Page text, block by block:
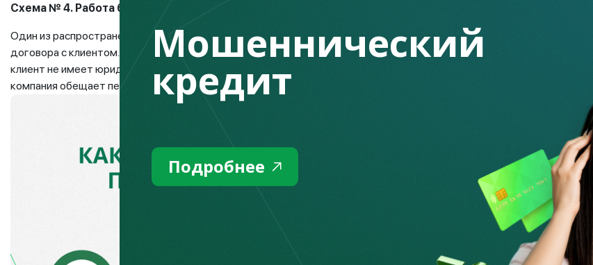
Схема № 4. Работа без договора и гарантий
Один из распространенных признаков мошеннической клининговой компании – отказ от официального оформления
договора с клиентом. Без подписанного соглашения доказать нарушение обязательств практически невозможно, и
клиент не имеет юридических оснований требовать компенсацию за некачественно оказанные услуги. Даже если
компания обещает перед началом работы «устные гарантии», их часто не соблюдают.
Мошеннический
кредит
Подробнее